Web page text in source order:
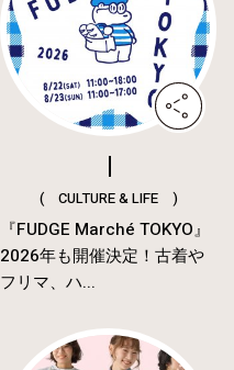
( CULTURE & LIFE )
『FUDGE Marché TOKYO』
2026年も開催決定！古着や
フリマ、ハ...